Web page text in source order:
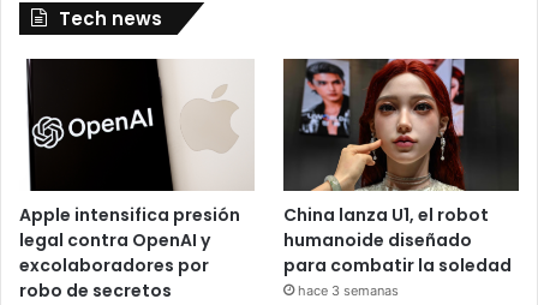
Tech news
Apple intensifica presión
legal contra OpenAI y
excolaboradores por
robo de secretos
China lanza U1, el robot
humanoide diseñado
para combatir la soledad
hace 3 semanas